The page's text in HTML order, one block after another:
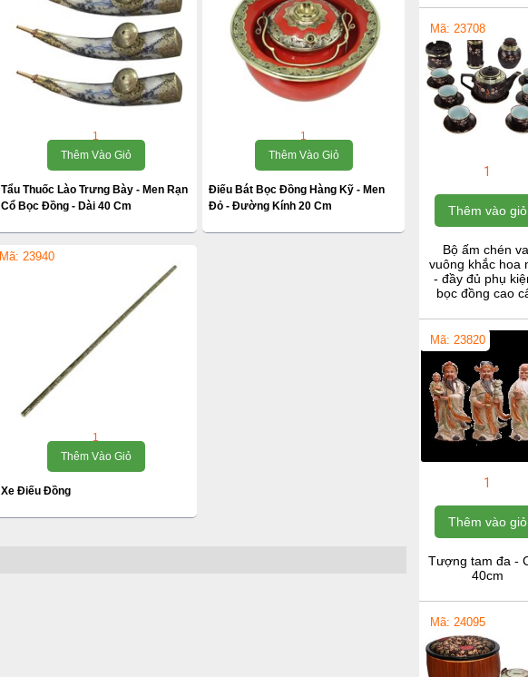
1
Thêm Vào Giỏ
Tẩu Thuốc Lào Trưng Bày - Men Rạn
Cổ Bọc Đồng - Dài 40 Cm
1
Thêm Vào Giỏ
Điếu Bát Bọc Đồng Hàng Kỹ - Men
Đỏ - Đường Kính 20 Cm
Mã: 23940
1
Thêm Vào Giỏ
Xe Điếu Đồng
Mã: 23708
1
Thêm vào giỏ
Bộ ấm chén
vuông khắc hoa
- đầy đủ phụ
bọc đồng cao
Mã: 23820
1
Thêm vào giỏ
Tượng tam đa -
40cm
Mã: 24095